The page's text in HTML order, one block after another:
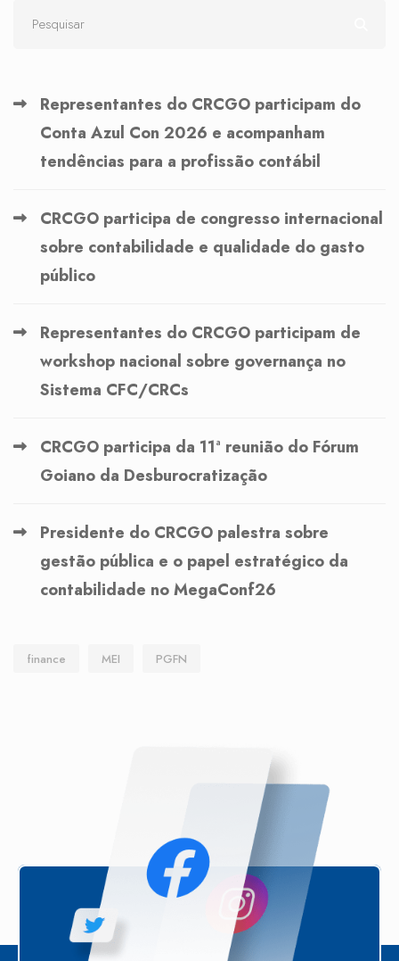
Representantes do CRCGO participam do
Conta Azul Con 2026 e acompanham
tendências para a profissão contábil
CRCGO participa de congresso internacional
sobre contabilidade e qualidade do gasto
público
Representantes do CRCGO participam de
workshop nacional sobre governança no
Sistema CFC/CRCs
CRCGO participa da 11ª reunião do Fórum
Goiano da Desburocratização
Presidente do CRCGO palestra sobre
gestão pública e o papel estratégico da
contabilidade no MegaConf26
finance MEI PGFN